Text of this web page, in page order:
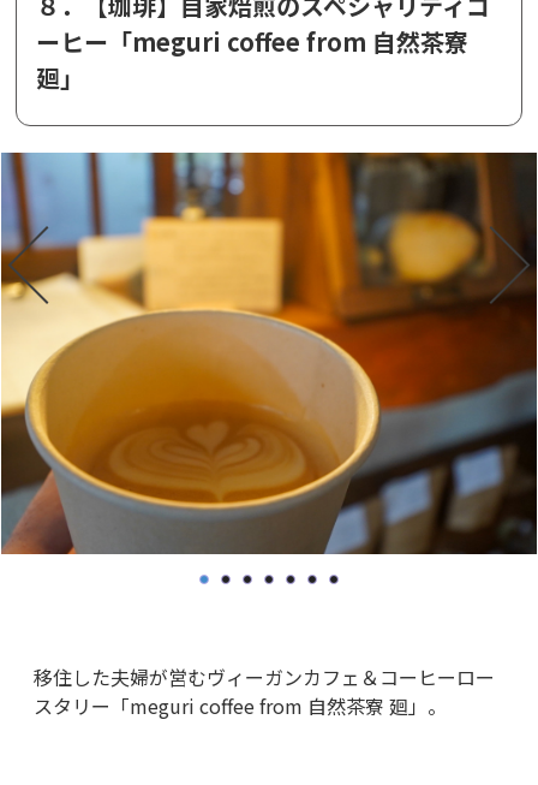
ーヒー「meguri coffee from 自然茶寮
廻」
移住した夫婦が営むヴィーガンカフェ＆コーヒーロー
スタリー「meguri coffee from 自然茶寮 廻」。